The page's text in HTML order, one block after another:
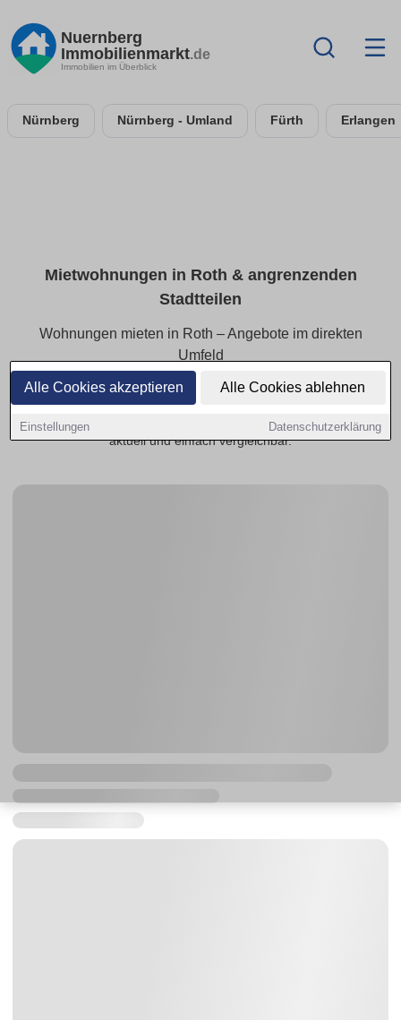
Alle Cookies akzeptieren Alle Cookies ablehnen
Einstellungen Datenschutzerklärung
Nuernberg
Immobilienmarkt.de
Immobilien im Überblick
Nürnberg Nürnberg - Umland Fürth Erlangen
Mietwohnungen in Roth & angrenzenden
Stadtteilen
Wohnungen mieten in Roth – Angebote im direkten
Umfeld
Finden Sie Mietwohnungen in Roth und den angrenzenden
Stadtteilen. Mit wenigen Klicks entdecken Sie passende
Wohnungsangebote ganz in Ihrer Nähe – übersichtlich,
aktuell und einfach vergleichbar.